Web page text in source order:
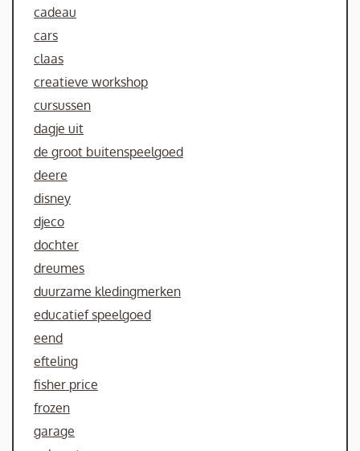
cadeau
cars
claas
creatieve workshop
cursussen
dagje uit
de groot buitenspeelgoed
deere
disney
djeco
dochter
dreumes
duurzame kledingmerken
educatief speelgoed
eend
efteling
fisher price
frozen
garage